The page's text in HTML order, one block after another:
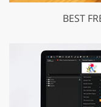
BEST